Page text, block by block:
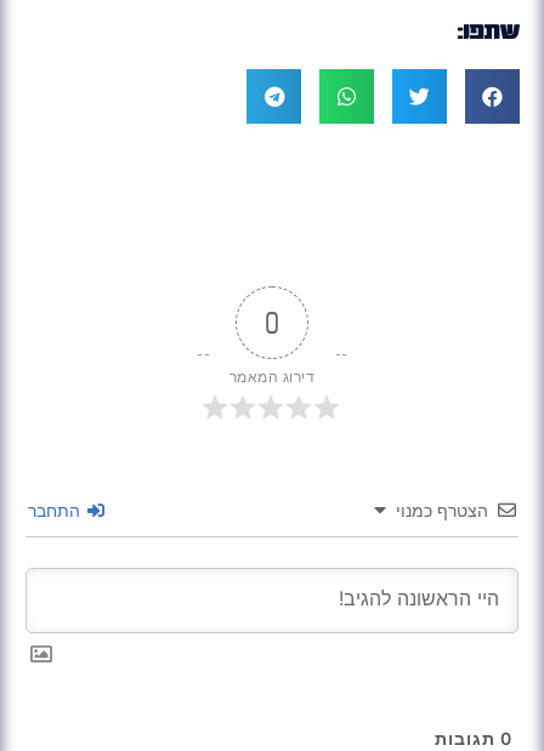
שתפו:
0
דירוג המאמר
הצטרף כמנוי התחבר
0 תגובות